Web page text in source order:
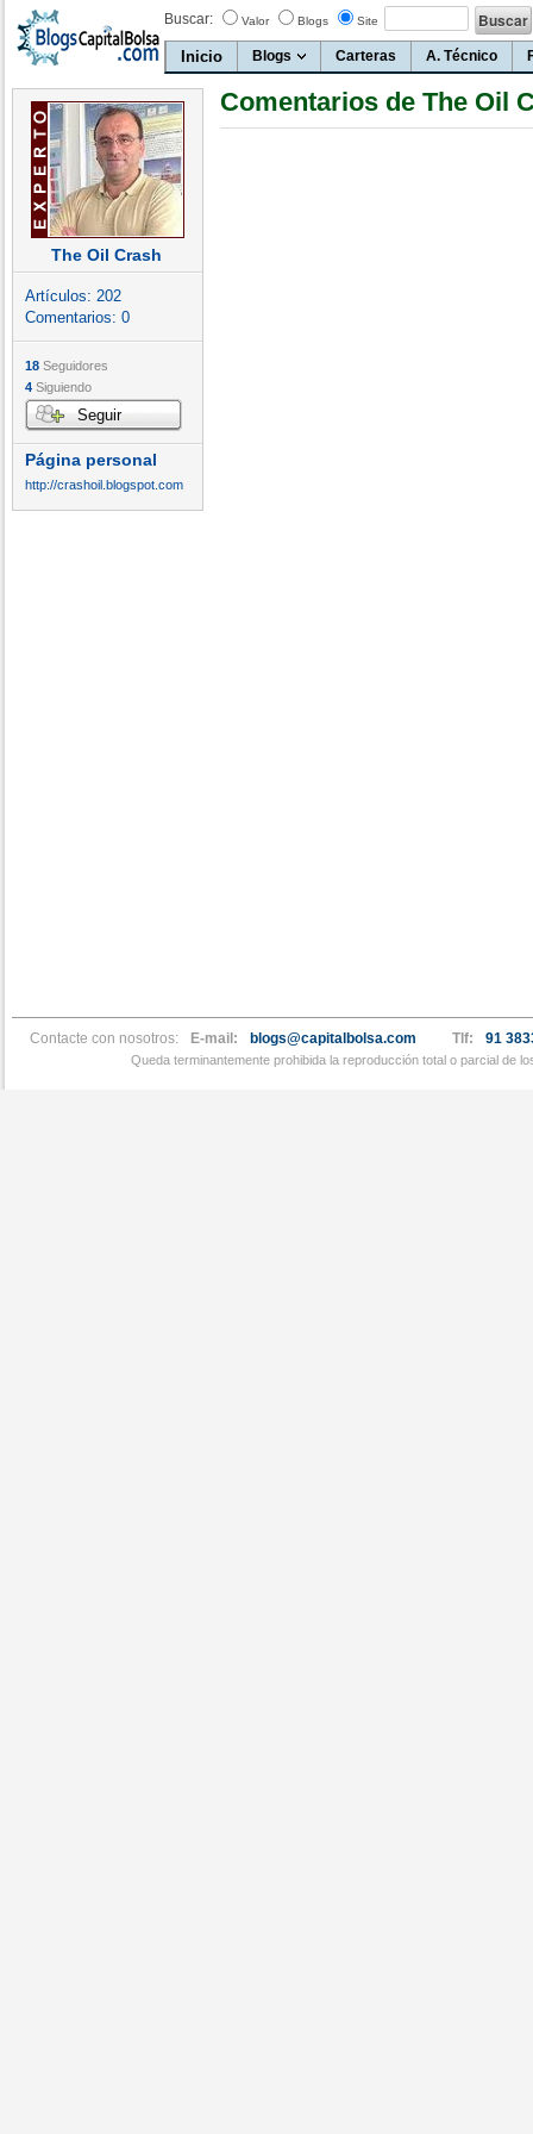
Buscar: Valor Blogs Site
Inicio Blogs Carteras A. Técnico
The Oil Crash
Artículos: 202
Comentarios: 0
18 Seguidores
4 Siguiendo
Seguir
Página personal
http://crashoil.blogspot.com
Comentarios de The Oil
Contacte con nosotros: E-mail: blogs@capitalbolsa.com Tlf: 91
Queda terminantemente prohibida la reproducción total o parcial de